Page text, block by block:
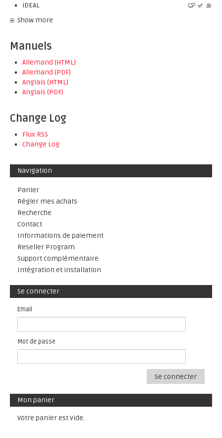
iDEAL
Show more
Manuels
Allemand (HTML)
Allemand (PDF)
Anglais (HTML)
Anglais (PDF)
Change Log
Flux RSS
Change Log
Navigation
Panier
Régler mes achats
Recherche
Contact
Informations de paiement
Reseller Program
Support complémentaire
Intégration et installation
Se connecter
Email
Mot de passe
Se connecter
Mon panier
Votre panier est vide.